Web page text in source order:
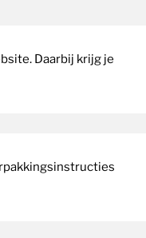
Daarbij krijg je